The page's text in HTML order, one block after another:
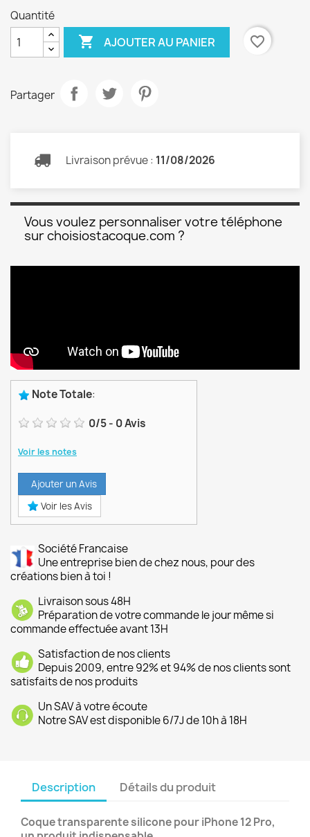
Quantité
 AJOUTER AU PANIER favorite_border
Partager
Livraison prévue : 11/08/2026
Vous voulez personnaliser votre téléphone
sur choisiostacoque.com ?
Note Totale:
0/5- 0Avis
Voir les notes
Ajouter un Avis
Voir les Avis
Société Francaise
Une entreprise bien de chez nous, pour des
créations bien à toi !
Livraison sous 48H
Préparation de votre commande le jour même si
commande effectuée avant 13H
Satisfaction de nos clients
Depuis 2009, entre 92% et 94% de nos clients sont
satisfaits de nos produits
Un SAV à votre écoute
Notre SAV est disponible 6/7J de 10h à 18H
Description Détails du produit
Coque transparente silicone pour iPhone 12 Pro,